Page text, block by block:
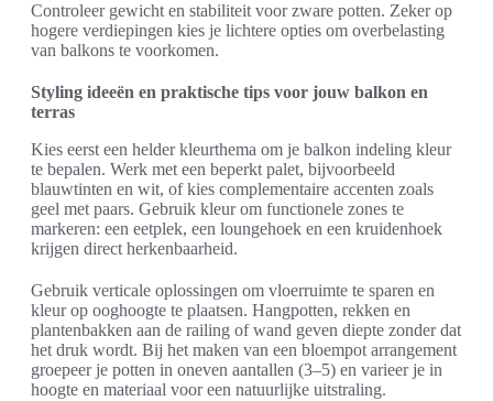
Controleer gewicht en stabiliteit voor zware potten. Zeker op
hogere verdiepingen kies je lichtere opties om overbelasting
van balkons te voorkomen.
Styling ideeën en praktische tips voor jouw balkon en
terras
Kies eerst een helder kleurthema om je balkon indeling kleur
te bepalen. Werk met een beperkt palet, bijvoorbeeld
blauwtinten en wit, of kies complementaire accenten zoals
geel met paars. Gebruik kleur om functionele zones te
markeren: een eetplek, een loungehoek en een kruidenhoek
krijgen direct herkenbaarheid.
Gebruik verticale oplossingen om vloerruimte te sparen en
kleur op ooghoogte te plaatsen. Hangpotten, rekken en
plantenbakken aan de railing of wand geven diepte zonder dat
het druk wordt. Bij het maken van een bloempot arrangement
groepeer je potten in oneven aantallen (3–5) en varieer je in
hoogte en materiaal voor een natuurlijke uitstraling.